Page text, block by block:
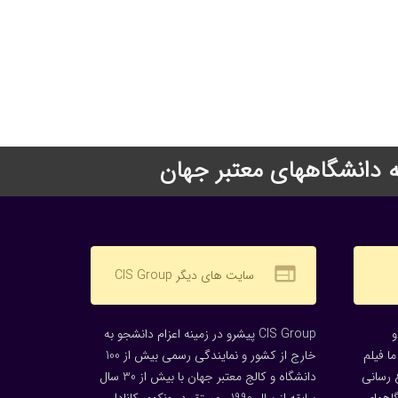
و
فیلم
رسانی
web سایت های دیگر CIS Group
CIS Group پیشرو در زمینه اعزام دانشجو به
خارج از کشور و نمایندگی رسمی بیش از 100
دانشگاه و کالج معتبر جهان با بیش از 30 سال